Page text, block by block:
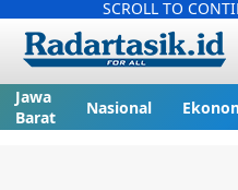
SCROLL TO
Jawa
Barat
Nasional